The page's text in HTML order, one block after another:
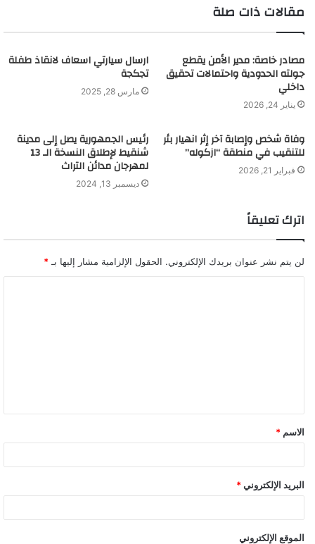
مقالات ذات صلة
مصادر خاصة: مدير الأمن يقطع
جولته الحدودية واحتمالات تحقيق
داخلي
يناير 24, 2026
ارسال سيارتي اسعاف لانقاذ طفلة
تجكجة
مارس 28, 2025
وفاة شخص وإصابة آخر إثر انهيار بئر
للتنقيب في منطقة “ازكوله”
فبراير 21, 2026
رئيس الجمهورية يصل إلى مدينة
شنقيط لإطلاق النسخة الـ 13
لمهرجان مدائن التراث
ديسمبر 13, 2024
اترك تعليقاً
لن يتم نشر عنوان بريدك الإلكتروني. الحقول الإلزامية مشار إليها بـ *
ق
*
الاسم *
البريد الإلكتروني *
الموقع الإلكتروني